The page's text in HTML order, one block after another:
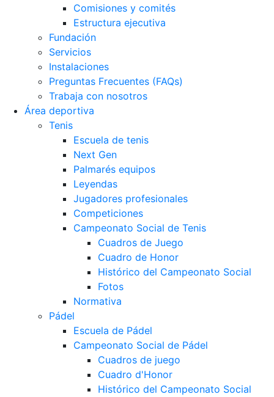
Comisiones y comités
Estructura ejecutiva
Fundación
Servicios
Instalaciones
Preguntas Frecuentes (FAQs)
Trabaja con nosotros
Área deportiva
Tenis
Escuela de tenis
Next Gen
Palmarés equipos
Leyendas
Jugadores profesionales
Competiciones
Campeonato Social de Tenis
Cuadros de Juego
Cuadro de Honor
Histórico del Campeonato Social
Fotos
Normativa
Pádel
Escuela de Pádel
Campeonato Social de Pádel
Cuadros de juego
Cuadro d'Honor
Histórico del Campeonato Social